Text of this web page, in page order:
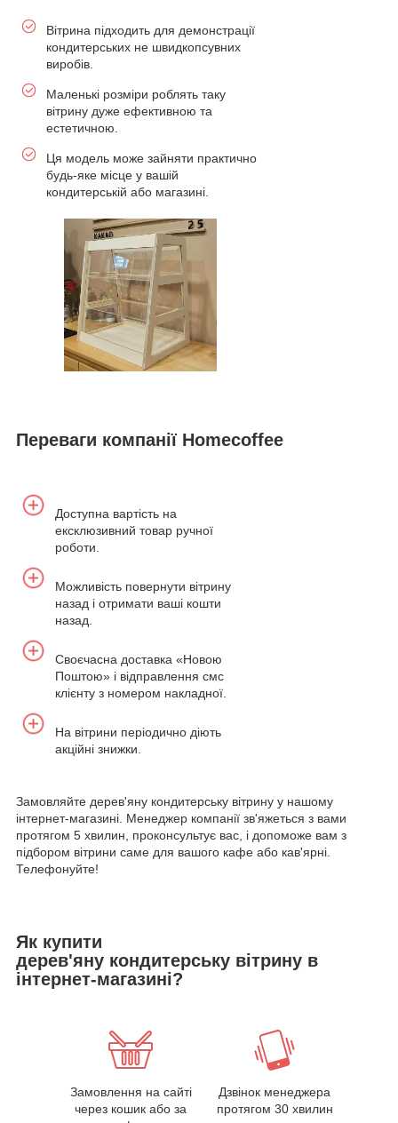
Вітрина підходить для демонстрації
кондитерських не швидкопсувних
виробів.
Маленькі розміри роблять таку
вітрину дуже ефективною та
естетичною.
Ця модель може зайняти практично
будь-яке місце у вашій
кондитерській або магазині.
Переваги компанії Homecoffee
Доступна вартість на
ексклюзивний товар ручної
роботи.
Можливість повернути вітрину
назад і отримати ваші кошти
назад.
Своєчасна доставка «Новою
Поштою» і відправлення смс
клієнту з номером накладної.
На вітрини періодично діють
акційні знижки.
Замовляйте дерев'яну кондитерську вітрину у нашому
інтернет-магазині. Менеджер компанії зв'яжеться з вами
протягом 5 хвилин, проконсультує вас, і допоможе вам з
підбором вітрини саме для вашого кафе або кав'ярні.
Телефонуйте!
Як купити
дерев'яну кондитерську вітрину в
інтернет-магазині?
Замовлення на сайті
через кошик або за
Дзвінок менеджера
протягом 30 хвилин